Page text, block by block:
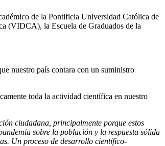
de la Pontificia Universidad Católica de
(VIDCA), la Escuela de Graduados de la
nuestro país contara con un suministro
toda la actividad científica en nuestro
ciudadana, principalmente porque estos
sobre la población y la respuesta sólida
Un proceso de desarrollo científico-